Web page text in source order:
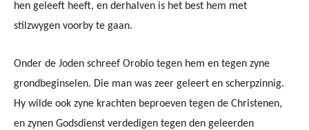
hen geleeft heeft, en derhalven is het best hem met
stilzwygen voorby te gaan.
Onder de Joden schreef Orobio tegen hem en tegen zyne
grondbeginselen. Die man was zeer geleert en scherpzinnig.
Hy wilde ook zyne krachten beproeven tegen de Christenen,
en zynen Godsdienst verdedigen tegen den geleerden